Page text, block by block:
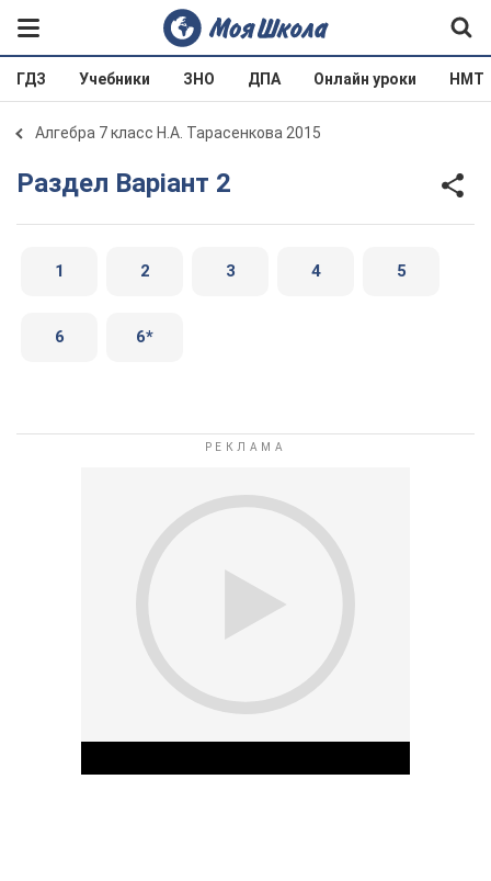
ГДЗ Учебники ЗНО ДПА Онлайн уроки НМТ
Алгебра 7 класс Н.А. Тарасенкова 2015
Раздел Варіант 2
1 2 3 4 5
6 6*